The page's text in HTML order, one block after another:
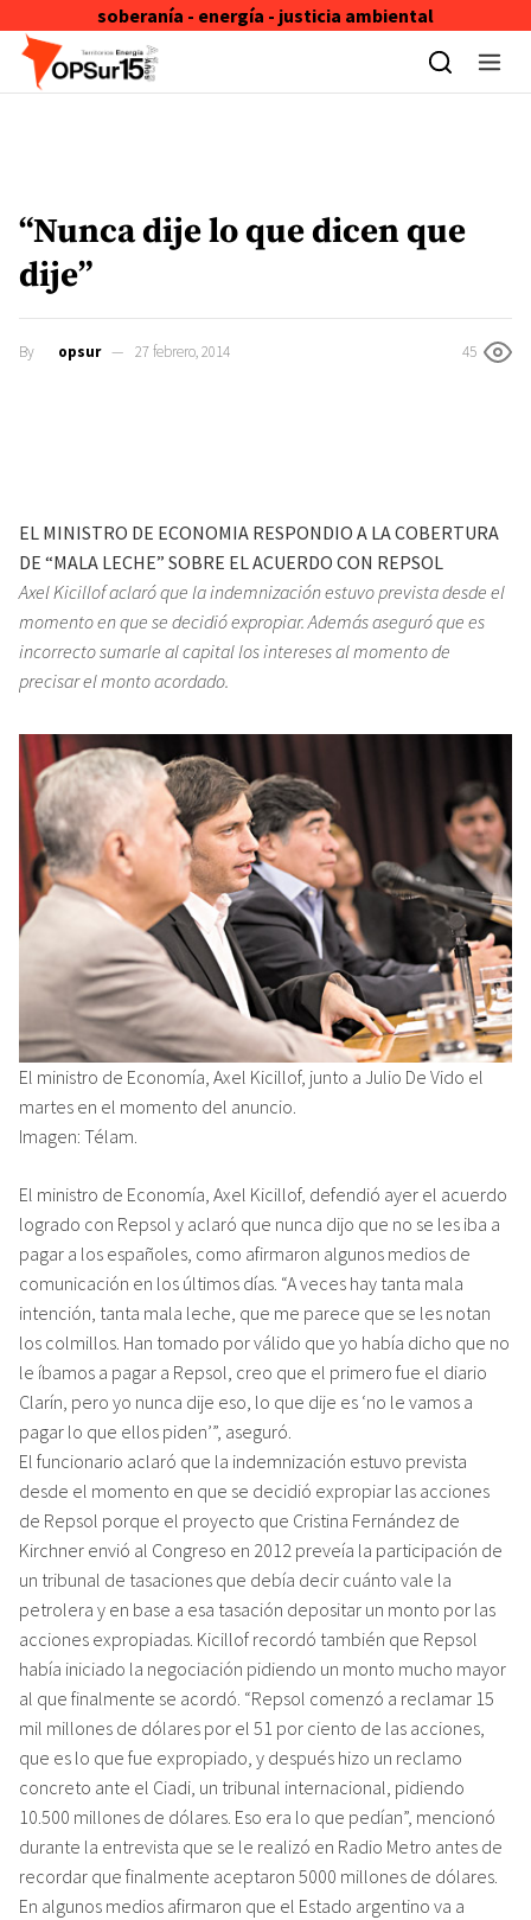
soberanía - energía - justicia ambiental
Skip to content
“Nunca dije lo que dicen que
dije”
By opsur 27 febrero, 2014 45
EL MINISTRO DE ECONOMIA RESPONDIO A LA COBERTURA
DE “MALA LECHE” SOBRE EL ACUERDO CON REPSOL
Axel Kicillof aclaró que la indemnización estuvo prevista desde el
momento en que se decidió expropiar. Además aseguró que es
incorrecto sumarle al capital los intereses al momento de
precisar el monto acordado.
El ministro de Economía, Axel Kicillof, junto a Julio De Vido el
martes en el momento del anuncio.
Imagen: Télam.
El ministro de Economía, Axel Kicillof, defendió ayer el acuerdo
logrado con Repsol y aclaró que nunca dijo que no se les iba a
pagar a los españoles, como afirmaron algunos medios de
comunicación en los últimos días. “A veces hay tanta mala
intención, tanta mala leche, que me parece que se les notan
los colmillos. Han tomado por válido que yo había dicho que no
le íbamos a pagar a Repsol, creo que el primero fue el diario
Clarín, pero yo nunca dije eso, lo que dije es ‘no le vamos a
pagar lo que ellos piden’”, aseguró.
El funcionario aclaró que la indemnización estuvo prevista
desde el momento en que se decidió expropiar las acciones
de Repsol porque el proyecto que Cristina Fernández de
Kirchner envió al Congreso en 2012 preveía la participación de
un tribunal de tasaciones que debía decir cuánto vale la
petrolera y en base a esa tasación depositar un monto por las
acciones expropiadas. Kicillof recordó también que Repsol
había iniciado la negociación pidiendo un monto mucho mayor
al que finalmente se acordó. “Repsol comenzó a reclamar 15
mil millones de dólares por el 51 por ciento de las acciones,
que es lo que fue expropiado, y después hizo un reclamo
concreto ante el Ciadi, un tribunal internacional, pidiendo
10.500 millones de dólares. Eso era lo que pedían”, mencionó
durante la entrevista que se le realizó en Radio Metro antes de
recordar que finalmente aceptaron 5000 millones de dólares.
En algunos medios afirmaron que el Estado argentino va a